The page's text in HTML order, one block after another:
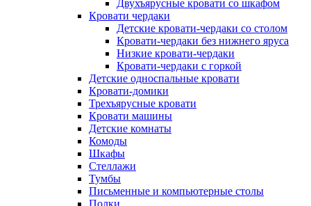
Двухъярусные кровати со шкафом
Кровати чердаки
Детские кровати-чердаки со столом
Кровати-чердаки без нижнего яруса
Низкие кровати-чердаки
Кровати-чердаки с горкой
Детские односпальные кровати
Кровати-домики
Трехъярусные кровати
Кровати машины
Детские комнаты
Комоды
Шкафы
Стеллажи
Тумбы
Письменные и компьютерные столы
Полки